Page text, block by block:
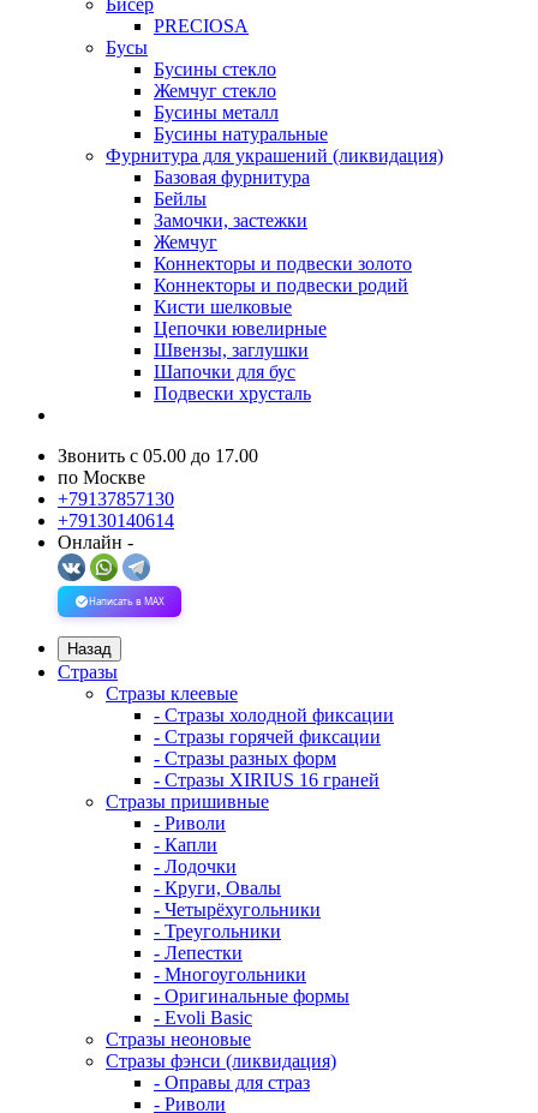
Бисер
PRECIOSA
Бусы
Бусины стекло
Жемчуг стекло
Бусины металл
Бусины натуральные
Фурнитура для украшений (ликвидация)
Базовая фурнитура
Бейлы
Замочки, застежки
Жемчуг
Коннекторы и подвески золото
Коннекторы и подвески родий
Кисти шелковые
Цепочки ювелирные
Швензы, заглушки
Шапочки для бус
Подвески хрусталь
Звонить с 05.00 до 17.00
по Москве
+79137857130
+79130140614
Онлайн -
Написать в MAX
Назад
Стразы
Стразы клеевые
- Стразы холодной фиксации
- Стразы горячей фиксации
- Стразы разных форм
- Стразы XIRIUS 16 граней
Стразы пришивные
- Риволи
- Капли
- Лодочки
- Круги, Овалы
- Четырёхугольники
- Треугольники
- Лепестки
- Многоугольники
- Оригинальные формы
- Evoli Basic
Стразы неоновые
Стразы фэнси (ликвидация)
- Оправы для страз
- Риволи